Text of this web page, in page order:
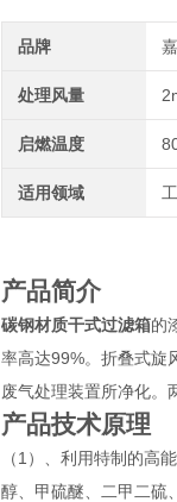
品牌
处理风量
启燃温度
适用领域
产品简介
碳钢材质干式过滤箱的
率高达99%。折叠式旋
废气处理装置所净化。
产品技术原理
（1）、利用特制的高
醇、甲硫醚、二甲二硫